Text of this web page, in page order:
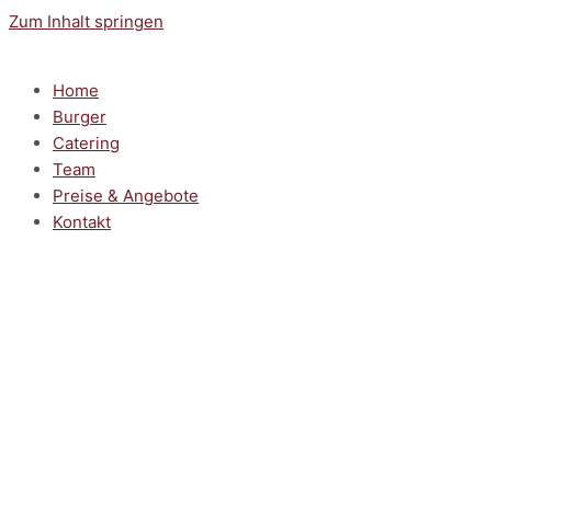
Zum Inhalt springen
Home
Burger
Catering
Team
Preise & Angebote
Kontakt